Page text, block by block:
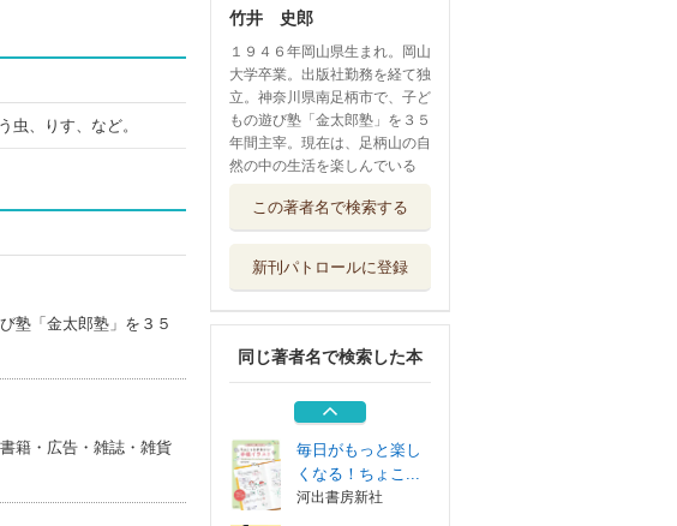
、りす、など。
塾「金太郎塾」を３５
籍・広告・雑誌・雑貨
竹井 史郎
１９４６年岡山県生まれ。岡山
大学卒業。出版社勤務を経て独
立。神奈川県南足柄市で、子ど
もの遊び塾「金太郎塾」を３５
年間主宰。現在は、足柄山の自
然の中の生活を楽しんでいる
この著者名で検索する
新刊パトロールに登録
同じ著者名で検索した本
んたんおりがみ...
２分でつくれるか
あかね書房
２分でつくれるか
んたんおりがみ...
あかね書房
毎日がもっと楽し
くなる！ちょこ...
河出書房新社